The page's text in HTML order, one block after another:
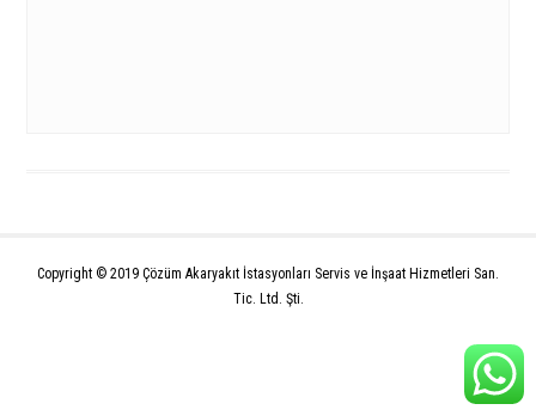
Copyright © 2019 Çözüm Akaryakıt İstasyonları Servis ve İnşaat Hizmetleri San.
Tic. Ltd. Şti.